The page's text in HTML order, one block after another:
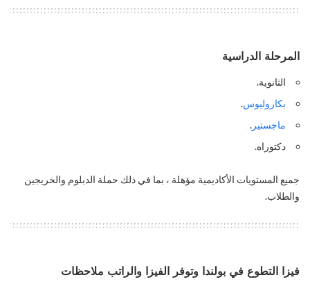
المرحلة الدراسية
الثانوية.
بكاروليوس.
ماجستير.
دكتوراه.
جميع المستويات الأكاديمية مؤهلة ، بما في ذلك حملة الدبلوم والخريجين
والطلاب.
فيزا التطوع في بولندا وتوفر الفيزا والراتب ملاحظات